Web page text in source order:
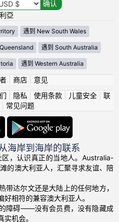
亞
遇到 New South Wales
遇到 South Australia
遇到 Western Australia
| 商店| 意见
隐私 使用条款| 儿童安全| 联
常见问题
海岸到海岸的联系
，认识真正的当地人。Australia-
的澳大利亚人，汇聚寻求友谊、陪
带达尔文还是大陆上的任何地方，
相符的兼容澳大利亚人。
障碍——没有会员费，没有隐藏成
机会。